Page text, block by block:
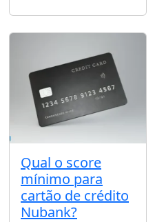
Qual o score
mínimo para
cartão de crédito
Nubank?